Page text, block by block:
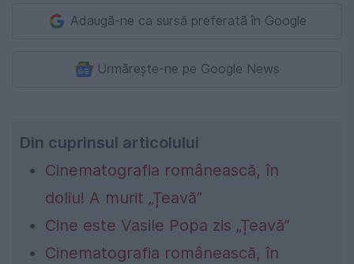
Adaugă-ne ca sursă preferată în Google
Urmărește-ne pe Google News
Din cuprinsul articolului
Cinematografia românească, în
doliu! A murit „Țeavă”
Cine este Vasile Popa zis „Țeavă”
Cinematografia românească, în